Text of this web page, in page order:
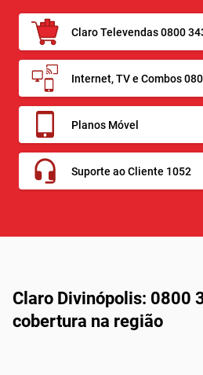
Claro Televendas 0800
Internet, TV e Combos
Planos Móvel
Suporte ao Cliente 1052
Claro Divinópolis: 0800
cobertura na região